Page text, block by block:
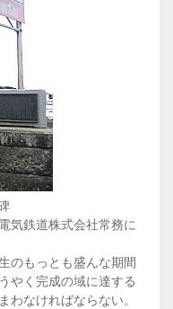
鉄道株式会社常務に
のもっとも盛んな期間
やく完成の域に達する
わなければならない。